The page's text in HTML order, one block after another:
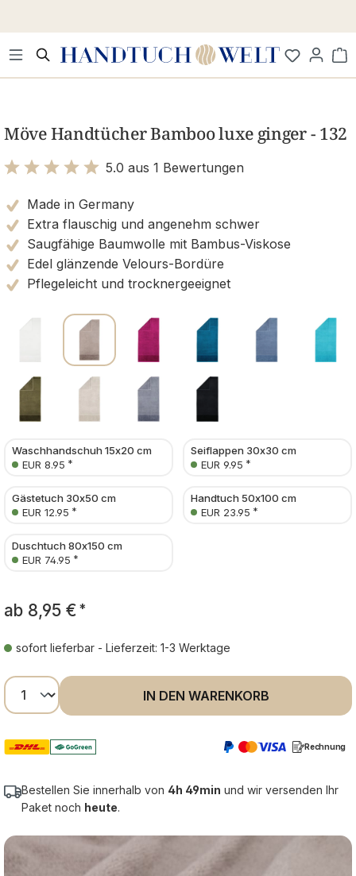
Möve Handtücher Bamboo luxe ginger - 132
5.0 aus 1 Bewertungen
Made in Germany
Extra flauschig und angenehm schwer
Saugfähige Baumwolle mit Bambus-Viskose
Edel glänzende Velours-Bordüre
Pflegeleicht und trocknergeeignet
Waschhandschuh 15x20 cm
EUR 8.95 *
Seiflappen 30x30 cm
EUR 9.95 *
Gästetuch 30x50 cm
EUR 12.95 *
Handtuch 50x100 cm
EUR 23.95 *
Duschtuch 80x150 cm
EUR 74.95 *
ab 8,95 € *
sofort lieferbar - Lieferzeit: 1-3 Werktage
Produkt Anzahl: Gib den gewünschten
IN DEN WARENKORB
Rechnung
Bestellen Sie innerhalb von 4h 49min und wir versenden Ihr
Paket noch heute.